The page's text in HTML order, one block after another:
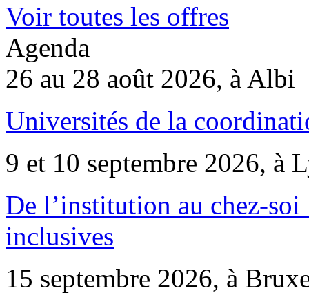
Voir toutes les offres
Agenda
26 au 28 août 2026, à Albi
Universités de la
9 et 10 septembre 2026, à
De l’institution au chez-
inclusives
15 septembre 2026, à